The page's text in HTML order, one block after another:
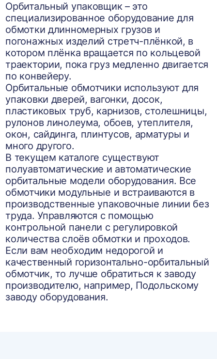
Орбитальный упаковщик – это
специализированное оборудование для
обмотки длинномерных грузов и
погонажных изделий стретч-плёнкой, в
котором плёнка вращается по кольцевой
траектории, пока груз медленно двигается
по конвейеру.
Орбитальные обмотчики используют для
упаковки дверей, вагонки, досок,
пластиковых труб, карнизов, столешницы,
рулонов линолеума, обоев, утеплителя,
окон, сайдинга, плинтусов, арматуры и
много другого.
В текущем каталоге существуют
полуавтоматические и автоматические
орбитальные модели оборудования. Все
обмотчики модульные и встраиваются в
производственные упаковочные линии без
труда. Управляются с помощью
контрольной панели с регулировкой
количества слоёв обмотки и проходов.
Если вам необходим недорогой и
качественный горизонтально-орбитальный
обмотчик, то лучше обратиться к заводу
производителю, например, Подольскому
заводу оборудования.